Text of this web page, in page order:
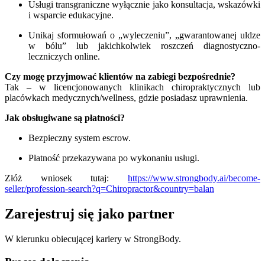
Usługi transgraniczne wyłącznie jako konsultacja, wskazówki
i wsparcie edukacyjne.
Unikaj sformułowań o „wyleczeniu”, „gwarantowanej uldze
w bólu” lub jakichkolwiek roszczeń diagnostyczno-
leczniczych online.
Czy mogę przyjmować klientów na zabiegi bezpośrednie?
Tak – w licencjonowanych klinikach chiropraktycznych lub
placówkach medycznych/wellness, gdzie posiadasz uprawnienia.
Jak obsługiwane są płatności?
Bezpieczny system escrow.
Płatność przekazywana po wykonaniu usługi.
Złóż wniosek tutaj: https://www.strongbody.ai/become-
seller/profession-search?q=Chiropractor&country=balan
Zarejestruj się jako partner
W kierunku obiecującej kariery w StrongBody.